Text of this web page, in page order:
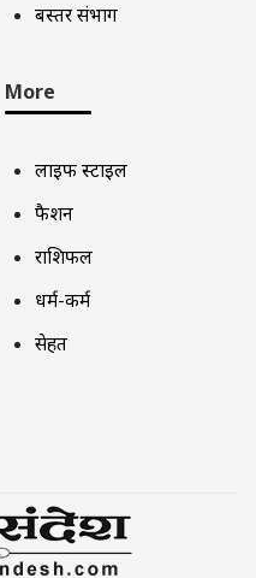
बस्तर संभाग
More
लाइफ स्टाइल
फैशन
राशिफल
धर्म-कर्म
सेहत